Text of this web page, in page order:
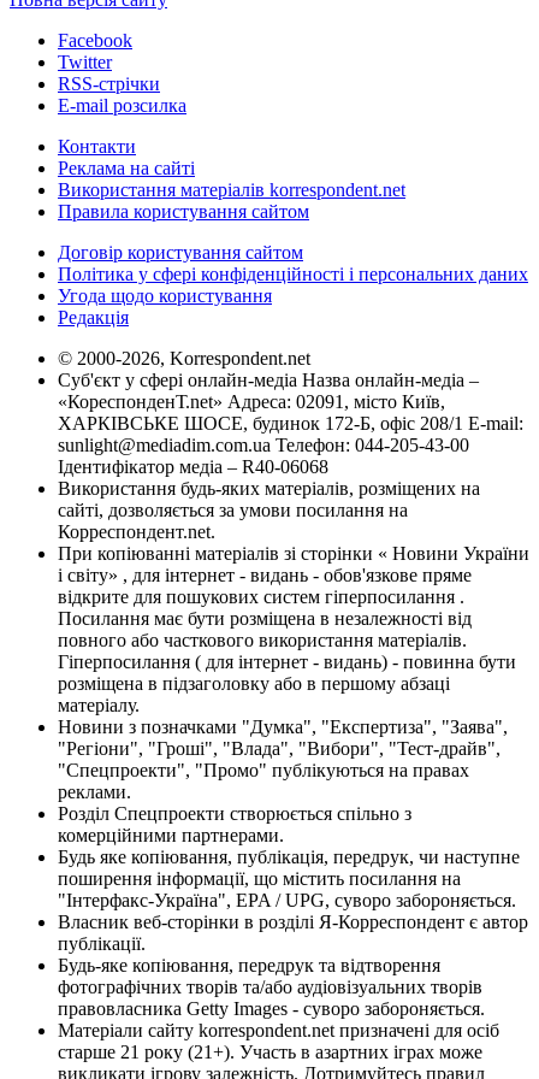
Facebook
Twitter
RSS-стрічки
E-mail розсилка
Контакти
Реклама на сайті
Використання матеріалів korrespondent.net
Правила користування сайтом
Договір користування сайтом
Політика у сфері конфіденційності і персональних даних
Угода щодо користування
Редакція
© 2000-2026, Korrespondent.net
Суб'єкт у сфері онлайн-медіа Назва онлайн-медіа –
«КореспонденТ.net» Адреса: 02091, місто Київ,
ХАРКІВСЬКЕ ШОСЕ, будинок 172-Б, офіс 208/1 E-mail:
sunlight@mediadim.com.ua Телефон: 044-205-43-00
Ідентифікатор медіа – R40-06068
Використання будь-яких матеріалів, розміщених на
сайті, дозволяється за умови посилання на
Корреспондент.net.
При копіюванні матеріалів зі сторінки « Новини України
і світу» , для інтернет - видань - обов'язкове пряме
відкрите для пошукових систем гіперпосилання .
Посилання має бути розміщена в незалежності від
повного або часткового використання матеріалів.
Гіперпосилання ( для інтернет - видань) - повинна бути
розміщена в підзаголовку або в першому абзаці
матеріалу.
Новини з позначками "Думка", "Експертиза", "Заява",
"Регіони", "Гроші", "Влада", "Вибори", "Тест-драйв",
"Спецпроекти", "Промо" публікуються на правах
реклами.
Розділ Спецпроекти створюється спільно з
комерційними партнерами.
Будь яке копіювання, публікація, передрук, чи наступне
поширення інформації, що містить посилання на
"Інтерфакс-Україна", EPA / UPG, суворо забороняється.
Власник веб-сторінки в розділі Я-Корреспондент є автор
публікації.
Будь-яке копіювання, передрук та відтворення
фотографічних творів та/або аудіовізуальних творів
правовласника Getty Images - суворо забороняється.
Матеріали сайту korrespondent.net призначені для осіб
старше 21 року (21+). Участь в азартних іграх може
викликати ігрову залежність. Дотримуйтесь правил